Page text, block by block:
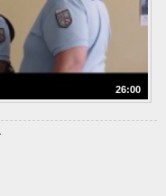
26:00